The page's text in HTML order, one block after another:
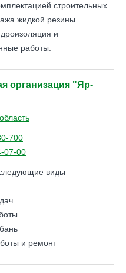
строительных
жидкой резины.
и
работы.
организация "Яр-
700
07-00
виды
и ремонт